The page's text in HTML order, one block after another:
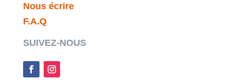
Nous écrire
F.A.Q
SUIVEZ-NOUS